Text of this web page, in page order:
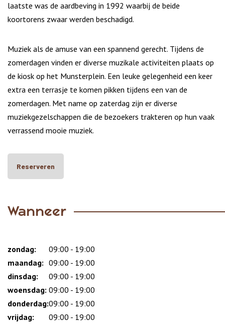
laatste was de aardbeving in 1992 waarbij de beide
koortorens zwaar werden beschadigd.
Muziek als de amuse van een spannend gerecht. Tijdens de
zomerdagen vinden er diverse muzikale activiteiten plaats op
de kiosk op het Munsterplein. Een leuke gelegenheid een keer
extra een terrasje te komen pikken tijdens een van de
zomerdagen. Met name op zaterdag zijn er diverse
muziekgezelschappen die de bezoekers trakteren op hun vaak
verrassend mooie muziek.
Reserveren
Wanneer
Dag
Time
slot
Reactie
zondag:
09:00 - 19:00
maandag: 09:00 - 19:00
dinsdag:
09:00 - 19:00
woensdag: 09:00 - 19:00
donderdag:09:00 - 19:00
vrijdag:
09:00 - 19:00